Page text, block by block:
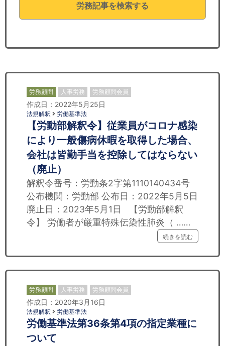
経済ニュース
飲食店情報
労務記事を検索する
労務顧問 人事労務 労務顧問会員
作成日：2022年5月25日
法規解釈 労働基準法
【労動部解釈令】従業員がコロナ感染
により一般傷病休暇を取得した場合、
会社は皆勤手当を控除してはならない
（廃止）
解釈令番号：労動条2字第1110140434号
公布機関：労動部 公布日：2022年5月5日
廃止日：2023年5月1日 【労動部解釈
令】 労働者が厳重特殊伝染性肺炎（ ……
続きを読む
労務顧問 人事労務 労務顧問会員
作成日：2020年3月16日
法規解釈 労働基準法
労働基準法第36条第4項の指定業種に
ついて